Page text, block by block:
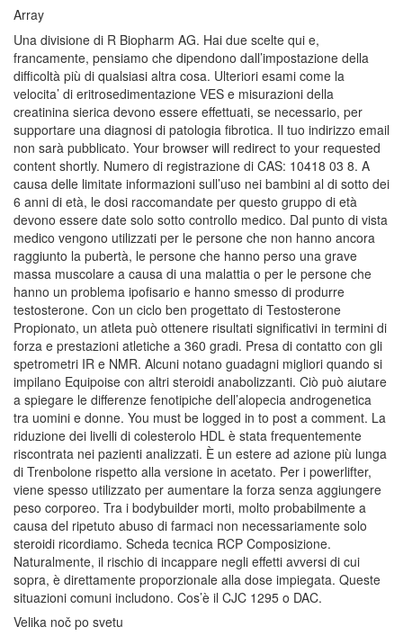
Array
Una divisione di R Biopharm AG. Hai due scelte qui e,
francamente, pensiamo che dipendono dall’impostazione della
difficoltà più di qualsiasi altra cosa. Ulteriori esami come la
velocita’ di eritrosedimentazione VES e misurazioni della
creatinina sierica devono essere effettuati, se necessario, per
supportare una diagnosi di patologia fibrotica. Il tuo indirizzo email
non sarà pubblicato. Your browser will redirect to your requested
content shortly. Numero di registrazione di CAS: 10418 03 8. A
causa delle limitate informazioni sull’uso nei bambini al di sotto dei
6 anni di età, le dosi raccomandate per questo gruppo di età
devono essere date solo sotto controllo medico. Dal punto di vista
medico vengono utilizzati per le persone che non hanno ancora
raggiunto la pubertà, le persone che hanno perso una grave
massa muscolare a causa di una malattia o per le persone che
hanno un problema ipofisario e hanno smesso di produrre
testosterone. Con un ciclo ben progettato di Testosterone
Propionato, un atleta può ottenere risultati significativi in termini di
forza e prestazioni atletiche a 360 gradi. Presa di contatto con gli
spetrometri IR e NMR. Alcuni notano guadagni migliori quando si
impilano Equipoise con altri steroidi anabolizzanti. Ciò può aiutare
a spiegare le differenze fenotipiche dell’alopecia androgenetica
tra uomini e donne. You must be logged in to post a comment. La
riduzione dei livelli di colesterolo HDL è stata frequentemente
riscontrata nei pazienti analizzati. È un estere ad azione più lunga
di Trenbolone rispetto alla versione in acetato. Per i powerlifter,
viene spesso utilizzato per aumentare la forza senza aggiungere
peso corporeo. Tra i bodybuilder morti, molto probabilmente a
causa del ripetuto abuso di farmaci non necessariamente solo
steroidi ricordiamo. Scheda tecnica RCP Composizione.
Naturalmente, il rischio di incappare negli effetti avversi di cui
sopra, è direttamente proporzionale alla dose impiegata. Queste
situazioni comuni includono. Cos’è il CJC 1295 o DAC.
Velika noč po svetu